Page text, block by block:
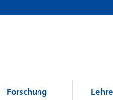
Forschung Lehre